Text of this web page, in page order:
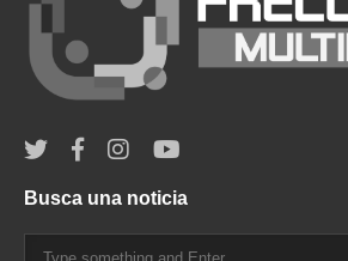
Busca una noticia